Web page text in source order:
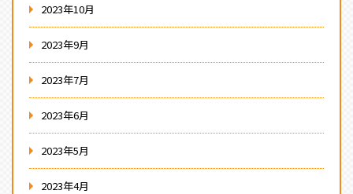
2023年10月
2023年9月
2023年7月
2023年6月
2023年5月
2023年4月